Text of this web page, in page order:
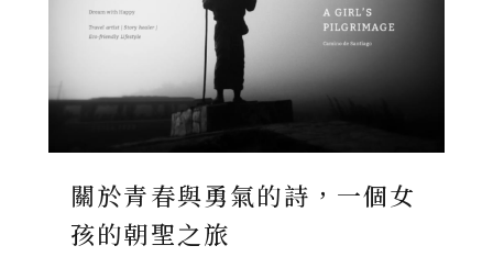
關於青春與勇氣的詩，一個女
孩的朝聖之旅